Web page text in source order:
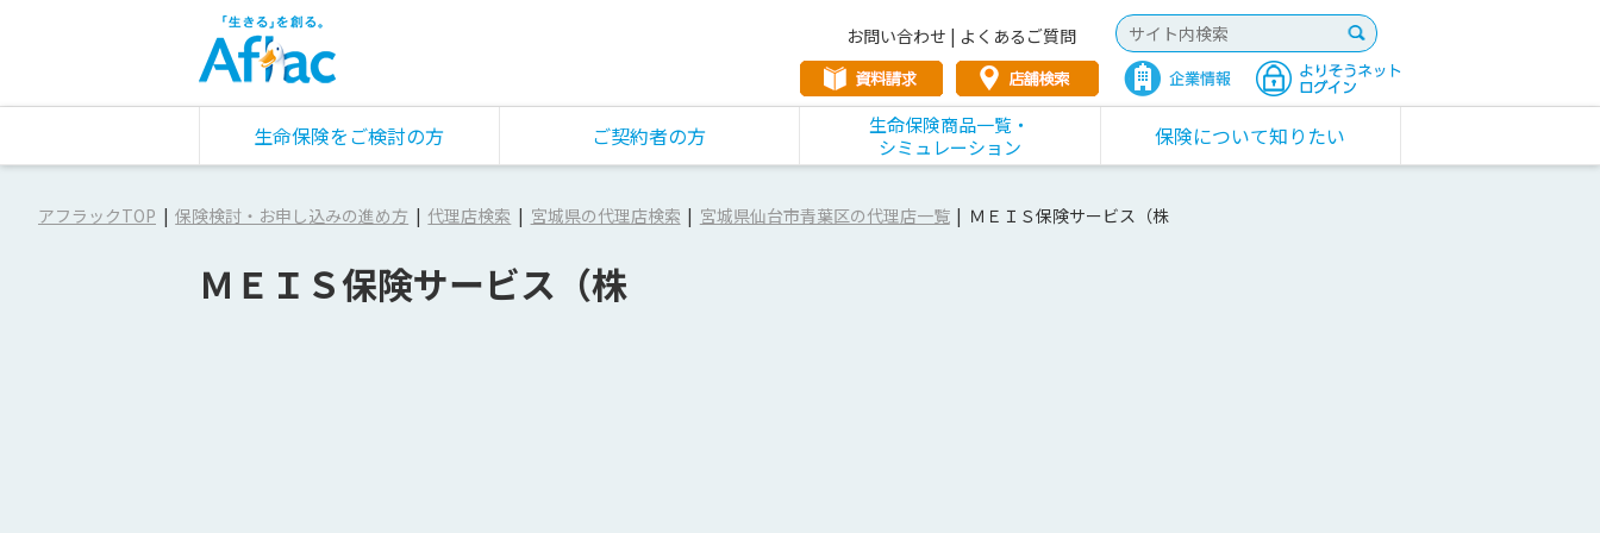
お問い合わせ | よくあるご質問
生命保険をご検討の方 ご契約者の方
生命保険商品一覧・
シミュレーション
保険について知りたい
アフラックTOP 保険検討・お申し込みの進め方 代理店検索 宮城県の代理店検索 宮城県仙台市青葉区の代理店一覧 ＭＥＩＳ保険サービス（株
ＭＥＩＳ保険サービス（株